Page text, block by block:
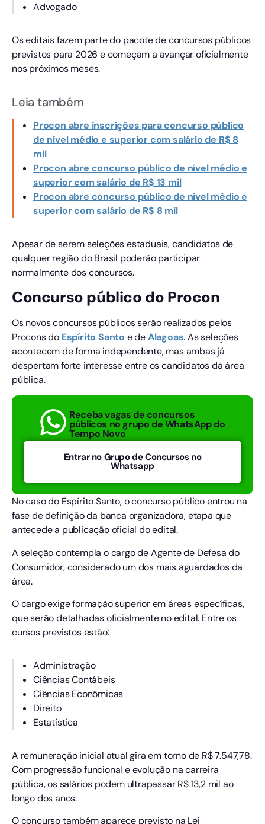
Advogado
Os editais fazem parte do pacote de concursos públicos
previstos para 2026 e começam a avançar oficialmente
nos próximos meses.
Leia também
Procon abre inscrições para concurso público
de nível médio e superior com salário de R$ 8
mil
Procon abre concurso público de nível médio e
superior com salário de R$ 13 mil
Procon abre concurso público de nível médio e
superior com salário de R$ 8 mil
Apesar de serem seleções estaduais, candidatos de
qualquer região do Brasil poderão participar
normalmente dos concursos.
Concurso público do Procon
Os novos concursos públicos serão realizados pelos
Procons do Espírito Santo e deAlagoas. As seleções
acontecem de forma independente, mas ambas já
despertam forte interesse entre os candidatos da área
pública.
Receba vagas de concursos
públicos no grupo de WhatsApp do
Tempo Novo
Entrar no Grupo de Concursos no
Whatsapp
No caso do Espírito Santo, o concurso público entrou na
fase de definição da banca organizadora, etapa que
antecede a publicação oficial do edital.
A seleção contempla o cargo de Agente de Defesa do
Consumidor, considerado um dos mais aguardados da
área.
O cargo exige formação superior em áreas específicas,
que serão detalhadas oficialmente no edital. Entre os
cursos previstos estão:
Administração
Ciências Contábeis
Ciências Econômicas
Direito
Estatística
A remuneração inicial atual gira em torno de R$ 7.547,78.
Com progressão funcional e evolução na carreira
pública, os salários podem ultrapassar R$ 13,2 mil ao
longo dos anos.
O concurso também aparece previsto na Lei